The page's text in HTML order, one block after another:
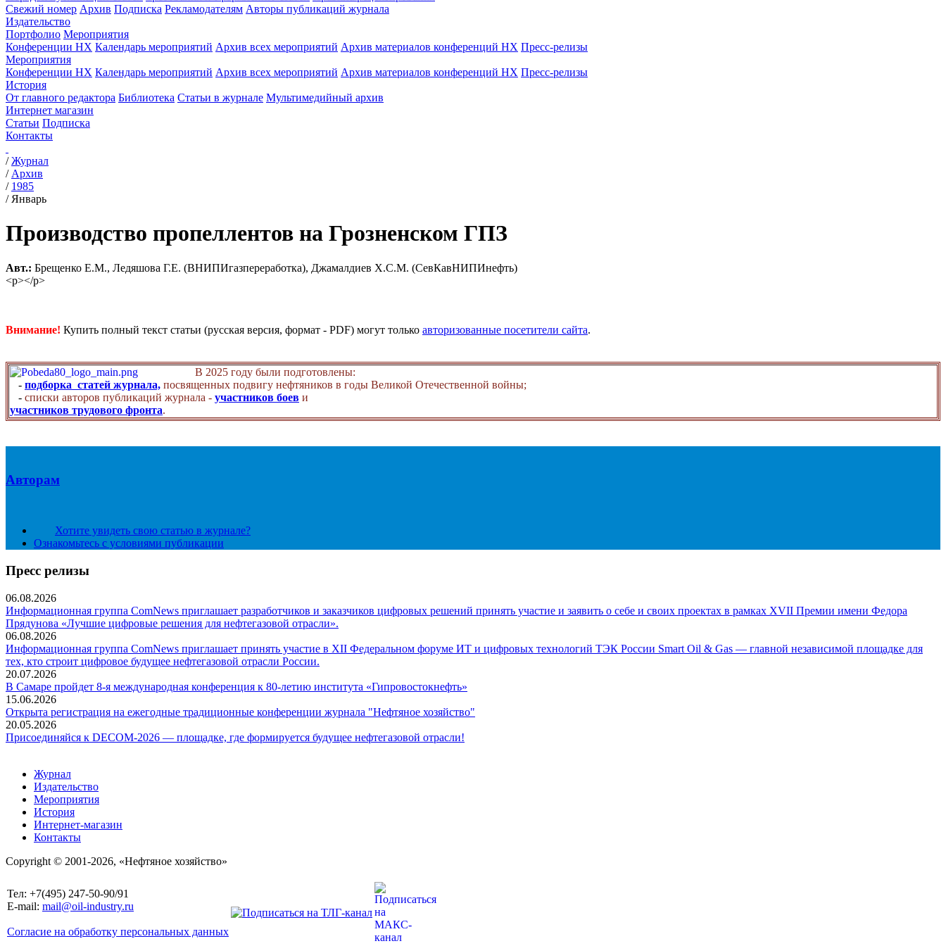
Свежий номер Архив Подписка Рекламодателям Авторы публикаций журнала
Издательство
Портфолио Мероприятия
Конференции НХ Календарь мероприятий Архив всех мероприятий Архив материалов конференций НХ Пресс-релизы
Мероприятия
Конференции НХ Календарь мероприятий Архив всех мероприятий Архив материалов конференций НХ Пресс-релизы
История
От главного редактора Библиотека Статьи в журнале Мультимедийный архив
Интернет магазин
Статьи Подписка
Контакты
/Журнал
/ Архив
/ 1985
/ Январь
Производство пропеллентов на Грозненском ГПЗ
Авт.: Брещенко Е.М., Ледяшова Г.Е. (ВНИПИгазпереработка), Джамалдиев Х.С.М. (СевКавНИПИнефть)
<p></p>
Внимание! Купить полный текст статьи (русская версия, формат - PDF) могут только авторизованные посетители сайта.
В 2025 году были подготовлены:
- подборка статей журнала, посвященных подвигу нефтяников в годы Великой Отечественной войны;
- списки авторов публикаций журнала - участников боев и
участников трудового фронта.
Авторам
Хотите увидеть свою статью в журнале?
Ознакомьтесь с условиями публикации
Пресс релизы
06.08.2026
Информационная группа ComNews приглашает разработчиков и заказчиков цифровых решений принять участие и заявить о себе и своих проектах в рамках XVII Премии имени Федора
Прядунова «Лучшие цифровые решения для нефтегазовой отрасли».
06.08.2026
Информационная группа ComNews приглашает принять участие в XII Федеральном форуме ИТ и цифровых технологий ТЭК России Smart Oil & Gas — главной независимой площадке для
тех, кто строит цифровое будущее нефтегазовой отрасли России.
20.07.2026
В Самаре пройдет 8-я международная конференция к 80-летию института «Гипровостокнефть»
15.06.2026
Открыта регистрация на ежегодные традиционные конференции журнала "Нефтяное хозяйство"
20.05.2026
Присоединяйся к DECOM-2026 — площадке, где формируется будущее нефтегазовой отрасли!
Журнал
Издательство
Мероприятия
История
Интернет-магазин
Контакты
Copyright © 2001-2026, «Нефтяное хозяйство»
Тел: +7(495) 247-50-90/91
E-mail: mail@oil-industry.ru
Согласие на обработку персональных данных